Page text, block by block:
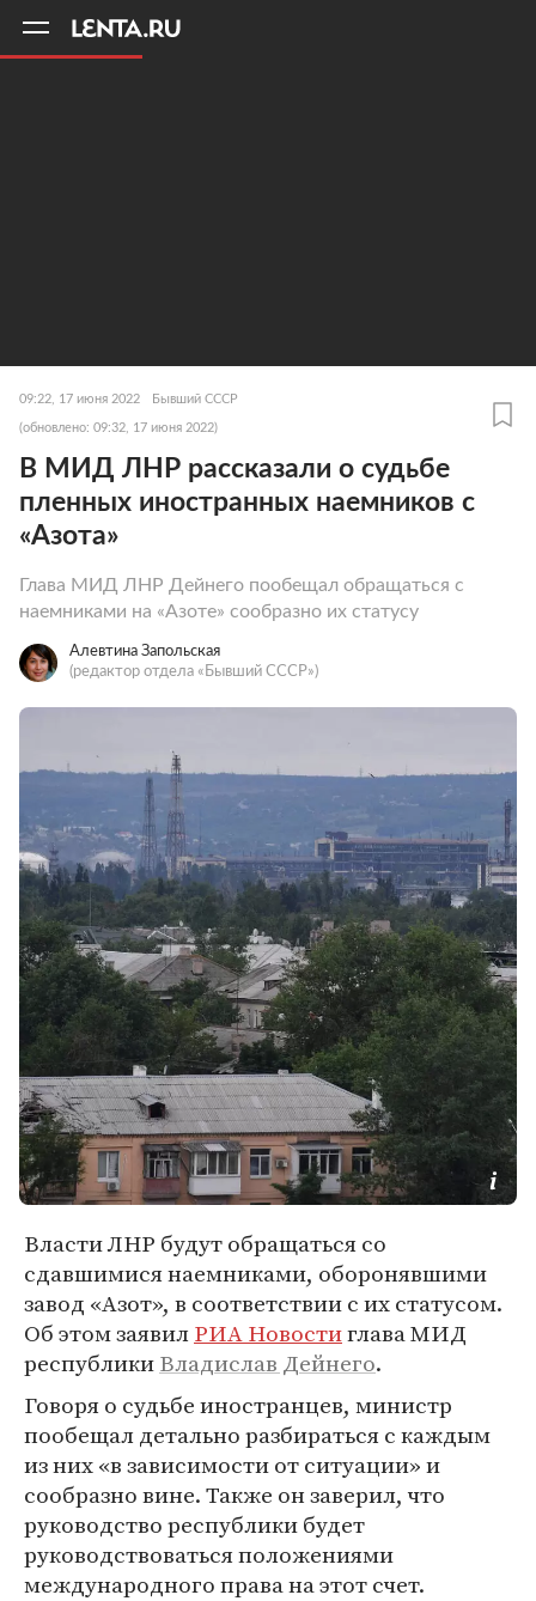
09:22, 17 июня 2022 Бывший СССР
(обновлено: 09:32, 17 июня 2022)
В МИД ЛНР рассказали о судьбе
пленных иностранных наемников с
«Азота»
Глава МИД ЛНР Дейнего пообещал обращаться с
наемниками на «Азоте» сообразно их статусу
Алевтина Запольская
(редактор отдела «Бывший СССР»)
Власти ЛНР будут обращаться со
сдавшимися наемниками, оборонявшими
завод «Азот», в соответствии с их статусом.
Об этом заявилРИА Новостиглава МИД
республикиВладислав Дейнего.
Говоря о судьбе иностранцев, министр
пообещал детально разбираться с каждым
из них «в зависимости от ситуации» и
сообразно вине. Также он заверил, что
руководство республики будет
руководствоваться положениями
международного права на этот счет.